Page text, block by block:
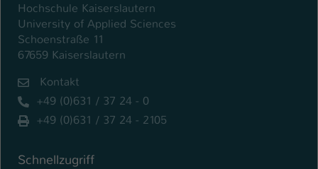
Hochschule Kaiserslautern
University of Applied Sciences
Schoenstraße 11
67659 Kaiserslautern
Kontakt
+49 (0)631 / 37 24 - 0
+49 (0)631 / 37 24 - 2105
Schnellzugriff